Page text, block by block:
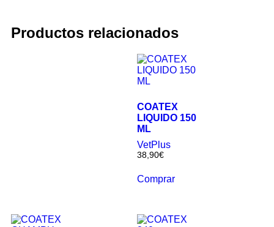
Productos relacionados
COATEX
LIQUIDO 150
ML
VetPlus
38,90€
Comprar